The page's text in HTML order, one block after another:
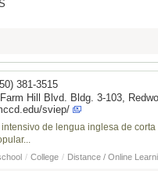
381-3515
Hill Blvd. Bldg. 3-103,
sviep/
intensivo de lengua inglesa de
/ College / Distance / Online